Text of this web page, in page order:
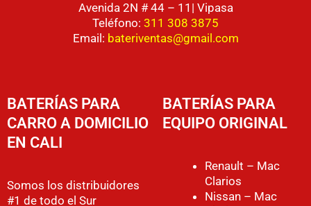
Avenida 2N # 44 – 11| Vipasa
Teléfono: 311 308 3875
Email: bateriventas@gmail.com
BATERÍAS PARA
CARRO A DOMICILIO
EN CALI
Somos los distribuidores
#1 de todo el Sur
BATERÍAS PARA
EQUIPO ORIGINAL
Renault – Mac
Clarios
Nissan – Mac